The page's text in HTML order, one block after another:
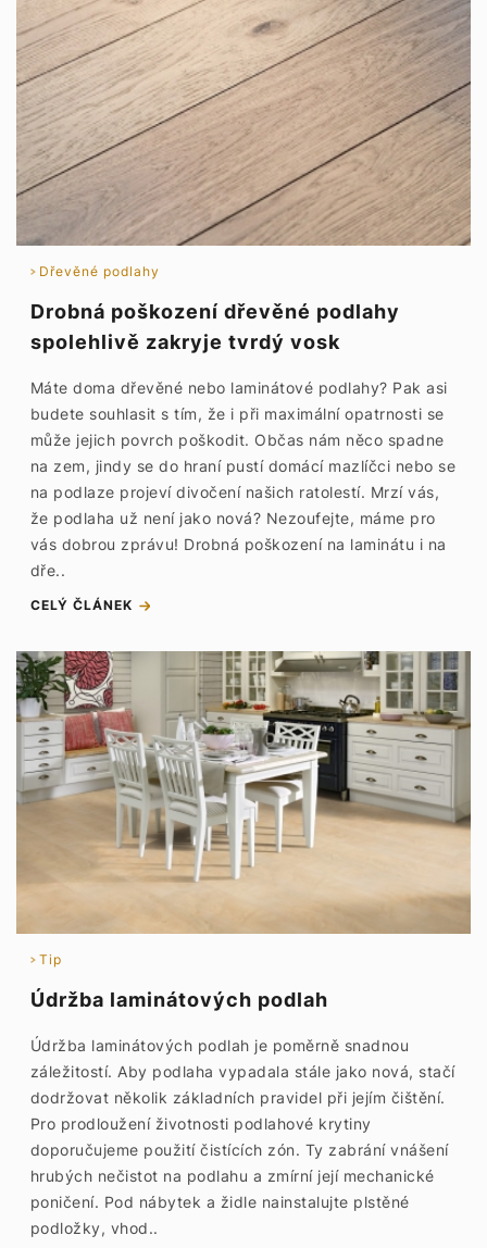
Dřevěné podlahy
Drobná poškození dřevěné podlahy
spolehlivě zakryje tvrdý vosk
Máte doma dřevěné nebo laminátové podlahy? Pak asi
budete souhlasit s tím, že i při maximální opatrnosti se
může jejich povrch poškodit. Občas nám něco spadne
na zem, jindy se do hraní pustí domácí mazlíčci nebo se
na podlaze projeví divočení našich ratolestí. Mrzí vás,
že podlaha už není jako nová? Nezoufejte, máme pro
vás dobrou zprávu! Drobná poškození na laminátu i na
dře..
CELÝ ČLÁNEK
Tip
Údržba laminátových podlah
Údržba laminátových podlah je poměrně snadnou
záležitostí. Aby podlaha vypadala stále jako nová, stačí
dodržovat několik základních pravidel při jejím čištění.
Pro prodloužení životnosti podlahové krytiny
doporučujeme použití čistících zón. Ty zabrání vnášení
hrubých nečistot na podlahu a zmírní její mechanické
poničení. Pod nábytek a židle nainstalujte plstěné
podložky, vhod..